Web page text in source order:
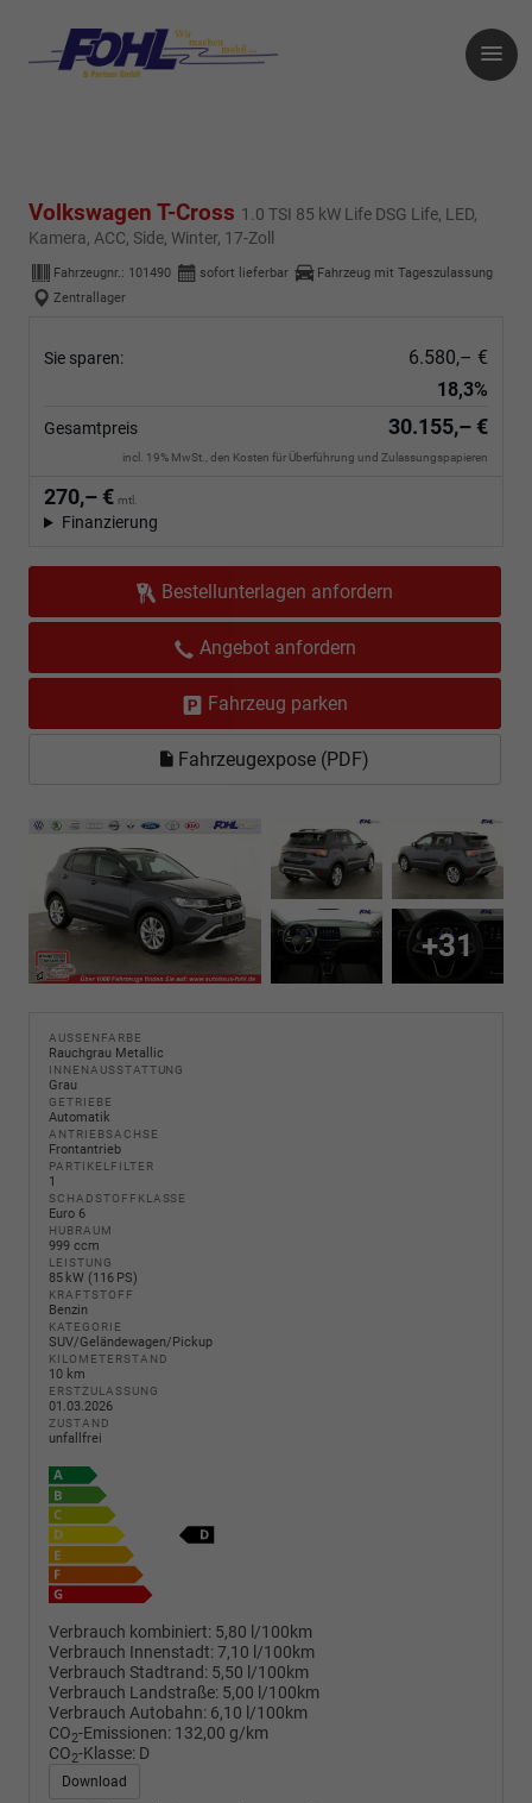
Volkswagen T-Cross 1.0 TSI 85 kW Life DSG Life, LED,
Kamera, ACC, Side, Winter, 17-Zoll
Fahrzeugnr.: 101490 sofort lieferbar
Fahrzeug mit Tageszulassung
Zentrallager
Sie sparen:
6.580,– €
18,3%
Gesamtpreis 30.155,– €
incl. 19% MwSt., den Kosten für Überführung und Zulassungspapieren
270,– € mtl.
Finanzierung
Bestellunterlagen anfordern
Angebot anfordern
Fahrzeug parken
Fahrzeugexpose (PDF)
+31
AUSSENFARBE
Rauchgrau Metallic
INNENAUSSTATTUNG
Grau
GETRIEBE
Automatik
ANTRIEBSACHSE
Frontantrieb
PARTIKELFILTER
1
SCHADSTOFFKLASSE
Euro 6
HUBRAUM
999 ccm
LEISTUNG
85 kW (116 PS)
KRAFTSTOFF
Benzin
KATEGORIE
SUV/Geländewagen/Pickup
KILOMETERSTAND
10 km
ERSTZULASSUNG
01.03.2026
ZUSTAND
unfallfrei
Verbrauch kombiniert: 5,80 l/100km
Verbrauch Innenstadt:7,10 l/100km
Verbrauch Stadtrand: 5,50 l/100km
Verbrauch Landstraße: 5,00 l/100km
Verbrauch Autobahn: 6,10 l/100km
CO2-Emissionen: 132,00 g/km
CO2-Klasse: D
Download